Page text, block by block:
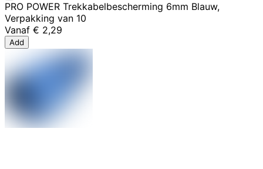
PRO POWER Trekkabelbescherming 6mm Blauw,
Verpakking van 10
Vanaf € 2,29
Add